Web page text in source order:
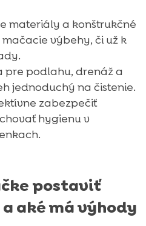
materiály a konštrukčné
výbehy, či už k
pre podlahu, drenáž a
jednoduchý na čistenie.
zabezpečiť
hygienu v
postaviť
aké má výhody